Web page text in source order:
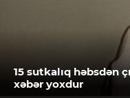
15 sutkalıq həbsdən
xəbər yoxdur